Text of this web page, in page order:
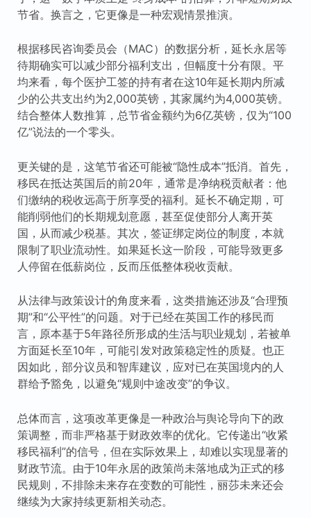
节省。换言之，它更像是一种宏观情景推演。
根据移民咨询委员会（MAC）的数据分析，延长永居等
待期确实可以减少部分福利支出，但幅度十分有限。平
均来看，每个医护工签的持有者在这10年延长期内所减
少的公共支出约为2,000英镑，其家属约为4,000英镑。
结合整体人数推算，总节省金额约为6亿英镑，仅为“100
亿”说法的一个零头。
更关键的是，这笔节省还可能被“隐性成本”抵消。首先，
移民在抵达英国后的前20年，通常是净纳税贡献者：他
们缴纳的税收远高于所享受的福利。延长不确定期，可
能削弱他们的长期规划意愿，甚至促使部分人离开英
国，从而减少税基。其次，签证绑定岗位的制度，本就
限制了职业流动性。如果延长这一阶段，可能导致更多
人停留在低薪岗位，反而压低整体税收贡献。
从法律与政策设计的角度来看，这类措施还涉及“合理预
期”和“公平性”的问题。对于已经在英国工作的移民而
言，原本基于5年路径所形成的生活与职业规划，若被单
方面延长至10年，可能引发对政策稳定性的质疑。也正
因如此，部分议员和智库建议，应对已在英国境内的人
群给予豁免，以避免“规则中途改变”的争议。
总体而言，这项改革更像是一种政治与舆论导向下的政
策调整，而非严格基于财政效率的优化。它传递出“收紧
移民福利”的信号，但在实际效果上，却难以实现显著的
财政节流。由于10年永居的政策尚未落地成为正式的移
民规则，不排除未来存在变数的可能性，丽莎未来还会
继续为大家持续更新相关动态。